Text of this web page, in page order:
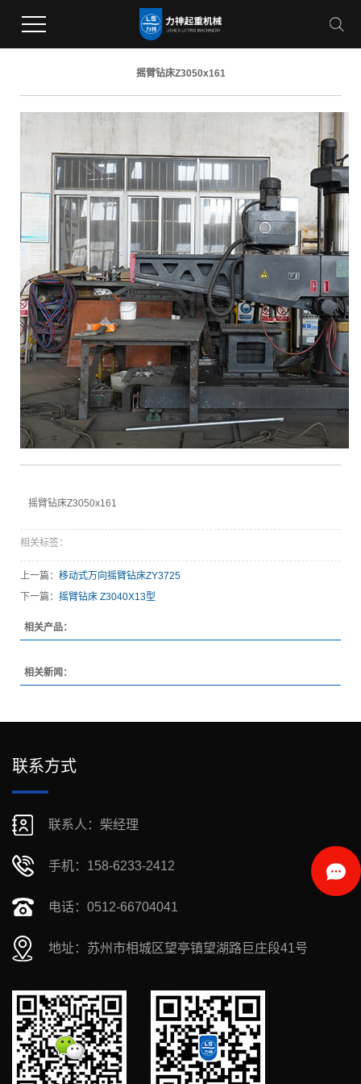
摇臂钻床Z3050x161
摇臂钻床Z3050x161
相关标签：
上一篇： 移动式万向摇臂钻床ZY3725
下一篇： 摇臂钻床 Z3040X13型
相关产品：
相关新闻：
联系方式
联系人：柴经理
手机：158-6233-2412
电话：0512-66704041
地址：苏州市相城区望亭镇望湖路巨庄段41号